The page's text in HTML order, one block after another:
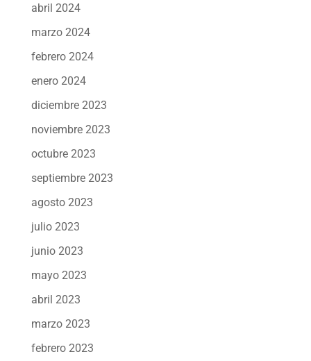
abril 2024
marzo 2024
febrero 2024
enero 2024
diciembre 2023
noviembre 2023
octubre 2023
septiembre 2023
agosto 2023
julio 2023
junio 2023
mayo 2023
abril 2023
marzo 2023
febrero 2023